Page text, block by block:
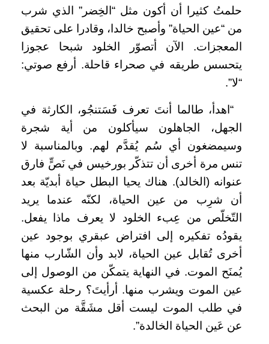
حلمتُ كثيرا أن أكون مثل “الخِضر” الذي شرب
من “عين الحياة” وأصبح خالدا، وقادرا على تحقيق
المعجزات. الآن أتصوّر الخلود شبحا عجوزا
يتحسس طريقه في صحراء قاحلة. أرفع صوتي:
“لا”.
“اهدأ، طالما أنتَ تعرف فَسَتنجُو، الكارثة في
الجهل، الجاهلون سيأكلون من أية شجرة
وسيمضغون أي سُم يُقدَّم لهم. وبالمناسبة لا
تنس مرة أخرى أن تتذكّر بورخيس في نَصٍّ فارق
عنوانه (الخالد). هناك يحيا البطل حياة أبديّة بعد
أن شرِب من عين الحياة، لكنّه عندما يريد
التّخلّص من عِبء الخلود لا يعرف ماذا يفعل.
يقودُه تفكيره إلى افتراض عبقري بوجود عين
أخرى تُقابل عين الحياة، لابد وأن الشّارب منها
يُمنَح الموت. في النهاية يتمكّن من الوصول إلى
عين الموت ويشرب منها. أرأيتَ؟ رحلة عكسية
في طلب الموت ليست أقل مشَقَّة من البحث
عن عَين الحياة الخالدة”.